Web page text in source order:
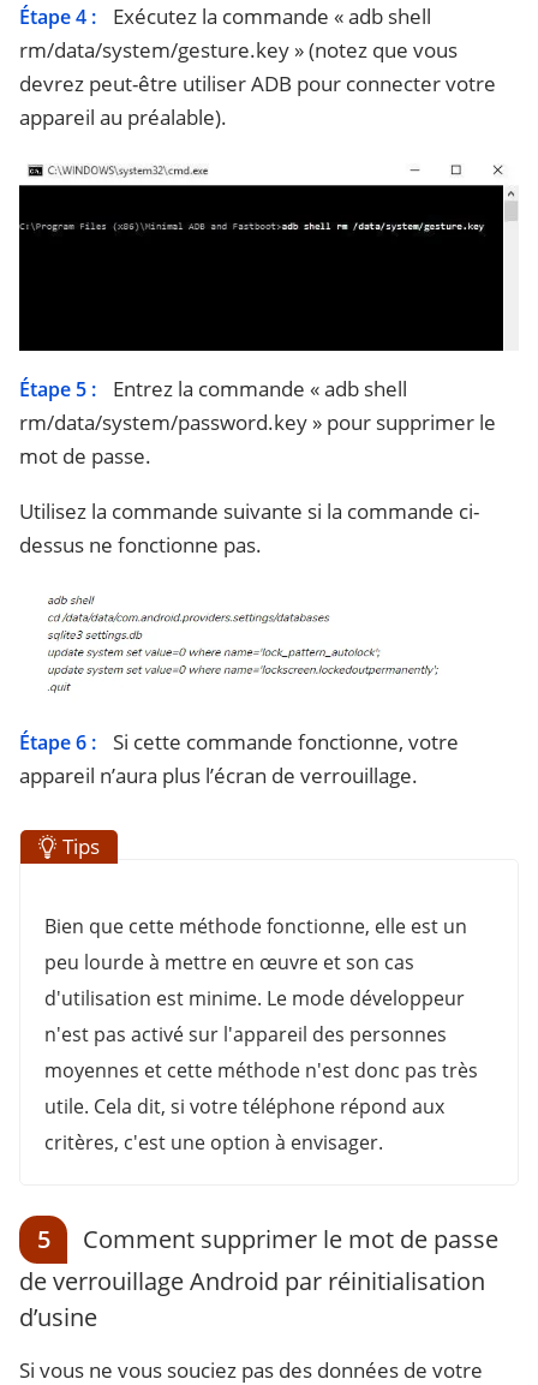
Étape 4 :
Exécutez la commande « adb shell
rm/data/system/gesture.key » (notez que vous
devrez peut-être utiliser ADB pour connecter votre
appareil au préalable).
Étape 5 :
Entrez la commande « adb shell
rm/data/system/password.key » pour supprimer le
mot de passe.
Utilisez la commande suivante si la commande ci-
dessus ne fonctionne pas.
Étape 6 :
Si cette commande fonctionne, votre
appareil n’aura plus l’écran de verrouillage.
Tips
Bien que cette méthode fonctionne, elle est un
peu lourde à mettre en œuvre et son cas
d'utilisation est minime. Le mode développeur
n'est pas activé sur l'appareil des personnes
moyennes et cette méthode n'est donc pas très
utile. Cela dit, si votre téléphone répond aux
critères, c'est une option à envisager.
5
Comment supprimer le mot de passe
de verrouillage Android par réinitialisation
d’usine
Si vous ne vous souciez pas des données de votre